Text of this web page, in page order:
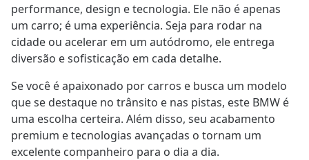
performance, design e tecnologia. Ele não é apenas
um carro; é uma experiência. Seja para rodar na
cidade ou acelerar em um autódromo, ele entrega
diversão e sofisticação em cada detalhe.
Se você é apaixonado por carros e busca um modelo
que se destaque no trânsito e nas pistas, este BMW é
uma escolha certeira. Além disso, seu acabamento
premium e tecnologias avançadas o tornam um
excelente companheiro para o dia a dia.